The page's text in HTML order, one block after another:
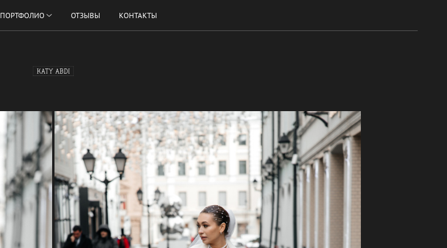
ПОРТФОЛИО ОТЗЫВЫ КОНТАКТЫ